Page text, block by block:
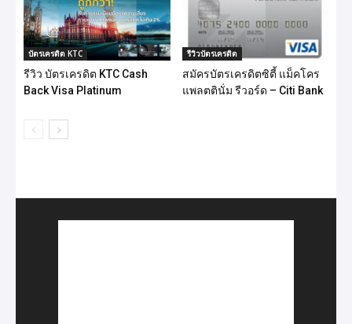
บัตรเครดิต KTC
รีวิว บัตรเครดิต KTC Cash
Back Visa Platinum
รีวิวบัตรเครดิต
สมัครบัตรเครดิตซิตี้ แม็คโคร
แพลตตินั่ม รีวอร์ด – Citi Bank